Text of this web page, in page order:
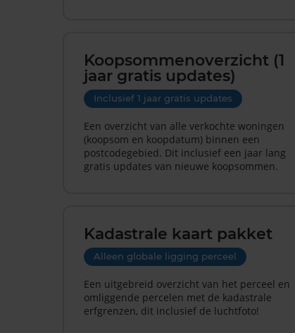
Koopsommenoverzicht (1
jaar gratis updates)
Inclusief 1 jaar gratis updates
Een overzicht van alle verkochte woningen
(koopsom en koopdatum) binnen een
postcodegebied. Dit inclusief een jaar lang
gratis updates van nieuwe koopsommen.
Kadastrale kaart pakket
Alleen globale ligging perceel
Een uitgebreid overzicht van het perceel en
omliggende percelen met de kadastrale
erfgrenzen, dit inclusief de luchtfoto!